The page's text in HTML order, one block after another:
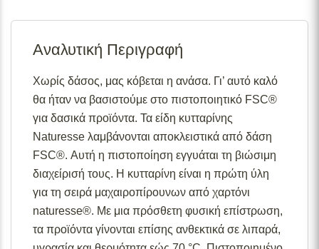
Διαθέσιμο κατόπιν παραγγελίας:
ημερομηνία εξόφλησης της παραγγελίας σας.
Σε απόθεμα (επιπλέον μπορεί να ζητηθεί κατόπιν
παραγγελίας):Μερική ποσότητα είναι άμεσα διαθέσιμη
για αποστολή και το υπόλοιπο σε 2 – 4 εβδομάδες από
την ημερομηνία εξόφλησης της παραγγελίας σας.
Για περισσότερες λεπτομέρειες σχετικά με τις
διαθεσιμότητες προϊόντων, παρακαλούμε επικοινωνήστε
μαζί μας στο info@skgecoshop.com ή στο2315 005
998
Αναλυτική Περιγραφή
Χωρίς δάσος, μας κόβεται η ανάσα. Γι’ αυτό καλό
θα ήταν να βασιστούμε στο πιστοποιητικό FSC®
για δασικά προϊόντα. Τα είδη κυτταρίνης
Naturesse λαμβάνονται αποκλειστικά από δάση
FSC®. Αυτή η πιστοποίηση εγγυάται τη βιώσιμη
διαχείρισή τους. Η κυτταρίνη είναι η πρώτη ύλη
για τη σειρά μαχαιροπίρουνων από χαρτόνι
naturesse®. Με μια πρόσθετη φυσική επίστρωση,
τα προϊόντα γίνονται επίσης ανθεκτικά σε λιπαρά,